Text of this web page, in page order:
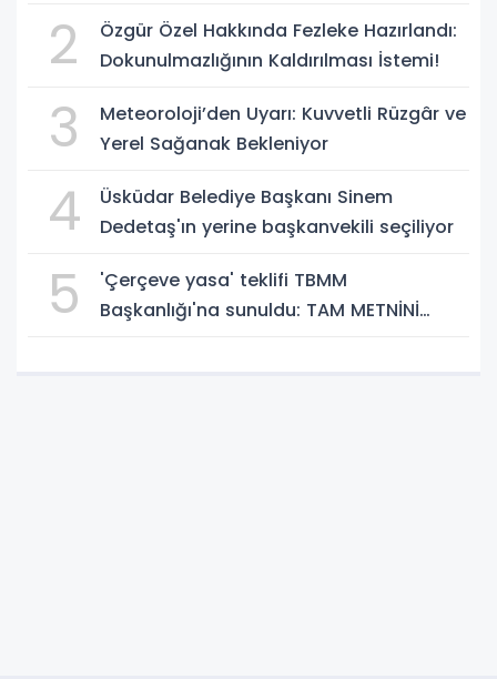
2
Özgür Özel Hakkında Fezleke Hazırlandı:
Dokunulmazlığının Kaldırılması İstemi!
3
Meteoroloji’den Uyarı: Kuvvetli Rüzgâr ve
Yerel Sağanak Bekleniyor
4
Üsküdar Belediye Başkanı Sinem
Dedetaş'ın yerine başkanvekili seçiliyor
5
'Çerçeve yasa' teklifi TBMM
Başkanlığı'na sunuldu: TAM METNİNİ